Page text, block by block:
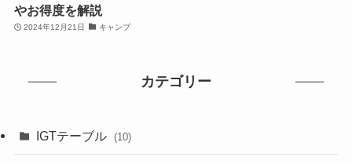
やお得度を解説
2024年12月21日 キャンプ
カテゴリー
IGTテーブル (10)